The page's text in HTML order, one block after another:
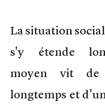
La situation
s'y étende
moyen vit
longtemps et